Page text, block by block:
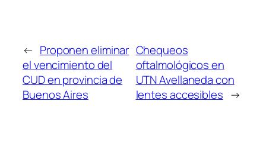
← Proponen eliminar
el vencimiento del
CUD en provincia de
Buenos Aires
Chequeos
oftalmológicos en
UTN Avellaneda con
lentes accesibles →